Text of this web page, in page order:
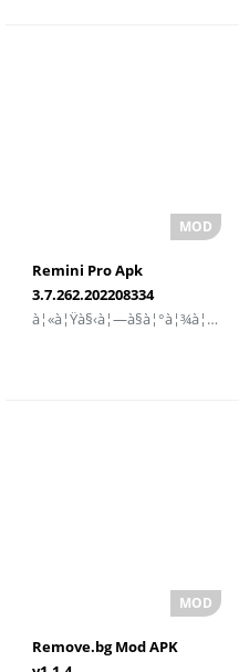
Remini Pro Apk
3.7.262.202208334
à¦¸à¦°à§à¦¬à¦¶à§‡à¦·
à¦«à¦Ÿà§‹à¦—à§à¦°à¦¾à¦«à¦¿
Remove.bg Mod APK